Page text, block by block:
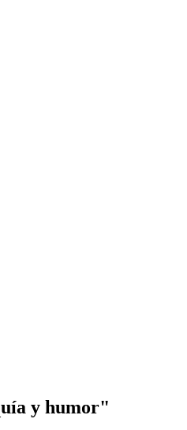
y humor"